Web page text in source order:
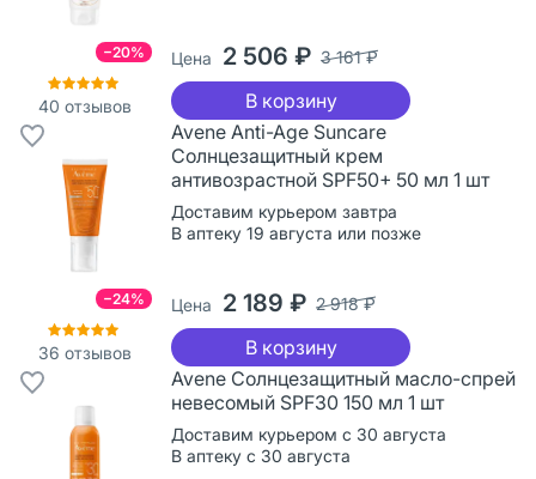
−20%
40 отзывов
Цена 2 506 ₽ 3 161 ₽
В корзину
−24%
36 отзывов
Avene Anti-Age Suncare
Солнцезащитный крем
антивозрастной SPF50+ 50 мл 1 шт
Доставим курьером завтра
В аптеку 19 августа или позже
Цена 2 189 ₽ 2 918 ₽
В корзину
Avene Солнцезащитный масло-спрей
невесомый SPF30 150 мл 1 шт
Доставим курьером с 30 августа
В аптеку с 30 августа